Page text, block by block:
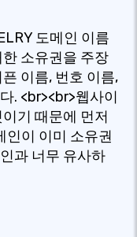
도메인 이름
소유권을 주장
이름, 번호 이름,
. <br><br>웹사이
기 때문에 먼저
인이 이미 소유권
과 너무 유사하